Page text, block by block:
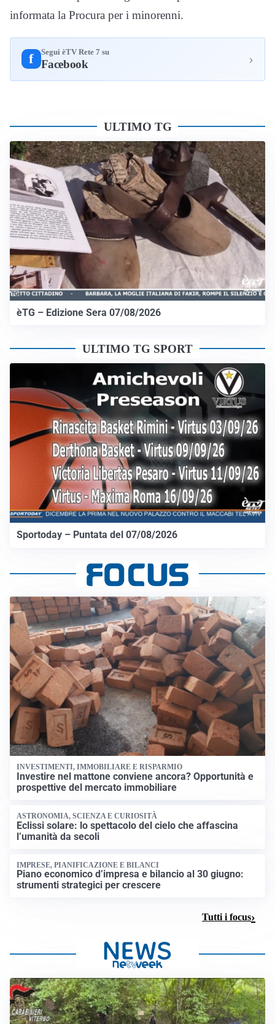
informata la Procura per i minorenni.
f Segui èTV Rete 7 su
Facebook ›
ULTIMO TG
èTG – Edizione Sera 07/08/2026
ULTIMO TG SPORT
Sportoday – Puntata del 07/08/2026
INVESTIMENTI, IMMOBILIARE E RISPARMIO
Investire nel mattone conviene ancora? Opportunità e
prospettive del mercato immobiliare
ASTRONOMIA, SCIENZA E CURIOSITÀ
Eclissi solare: lo spettacolo del cielo che affascina
l’umanità da secoli
IMPRESE, PIANIFICAZIONE E BILANCI
Piano economico d’impresa e bilancio al 30 giugno:
strumenti strategici per crescere
Tutti i focus